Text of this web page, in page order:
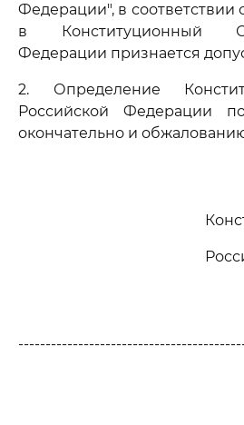
Федерации", в соответствии
в Конституционный
Федерации признается
2. Определение
Российской Федерации
окончательно и